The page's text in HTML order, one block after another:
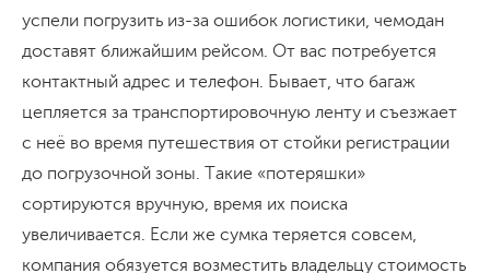
успели погрузить из-за ошибок логистики, чемодан
доставят ближайшим рейсом. От вас потребуется
контактный адрес и телефон. Бывает, что багаж
цепляется за транспортировочную ленту и съезжает
с неё во время путешествия от стойки регистрации
до погрузочной зоны. Такие «потеряшки»
сортируются вручную, время их поиска
увеличивается. Если же сумка теряется совсем,
компания обязуется возместить владельцу стоимость